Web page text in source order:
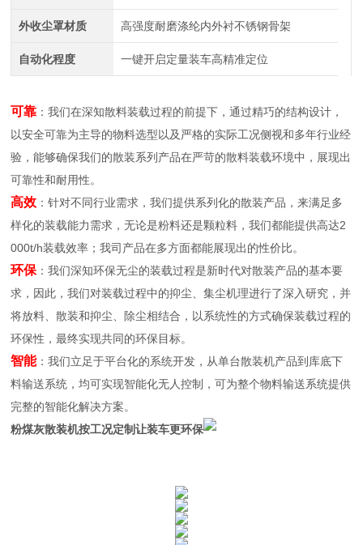
外收尘罩材质 高强度耐磨涤纶内外衬不锈钢骨架
自动化程度 一键开启定量装车高精准定位
可靠 ：我们在深知散料装载过程的前提下，通过精巧的结构设计，
以安全可靠为主导的物料选型以及严格的实际工况侧视和多年行业经
验，能够确保我们的散装系列产品在严苛的散料装载环境中，展现出
可靠性和耐用性。
高效 ：针对不同行业需求，我们提供系列化的散装产品，来满足多
样化的装载能力需求，无论是粉料还是颗粒料，我们都能提供高达2
000t/h装载效率；我司产品在多方面都能展现出的性价比。
环保 ：我们深知环保无尘的装载过程是新时代对散装产品的基本要
求，因此，我们对装载过程中的抑尘、集尘机理进行了深入研究，并
将放料、散装和抑尘、除尘相结合，以系统性的方式确保装载过程的
环保性，最终实现共同的环保目标。
智能：我们立足于平台化的系统开发，从单台散装机产品到库底下
料输送系统，均可实现智能化无人控制，可为整个物料输送系统提供
完整的智能化解决方案。
粉煤灰散装机按工况定制让装车更环保